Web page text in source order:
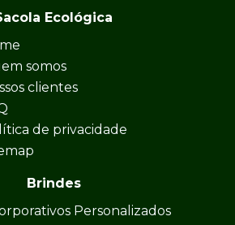
Ecológica
somos
clientes
de privacidade
Brindes
Personalizados